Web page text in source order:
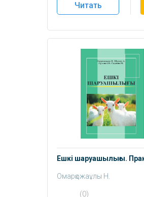
Читать
Ешкі шаруашылығы.
Омарқожаұлы Н.
Шуркин А.
(0)